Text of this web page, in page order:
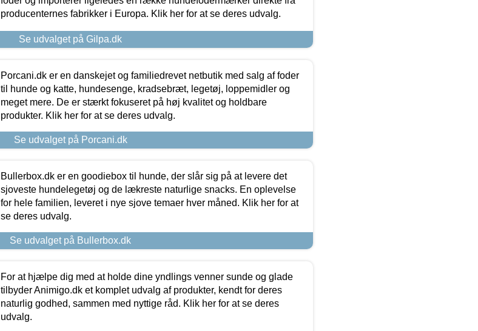
producenternes fabrikker i Europa. Klik her for at se deres udvalg.
Se udvalget på Gilpa.dk
Porcani.dk er en danskejet og familiedrevet netbutik med salg af foder
til hunde og katte, hundesenge, kradsebræt, legetøj, loppemidler og
meget mere. De er stærkt fokuseret på høj kvalitet og holdbare
produkter. Klik her for at se deres udvalg.
Se udvalget på Porcani.dk
Bullerbox.dk er en goodiebox til hunde, der slår sig på at levere det
sjoveste hundelegetøj og de lækreste naturlige snacks. En oplevelse
for hele familien, leveret i nye sjove temaer hver måned. Klik her for at
se deres udvalg.
Se udvalget på Bullerbox.dk
For at hjælpe dig med at holde dine yndlings venner sunde og glade
tilbyder Animigo.dk et komplet udvalg af produkter, kendt for deres
naturlig godhed, sammen med nyttige råd. Klik her for at se deres
udvalg.